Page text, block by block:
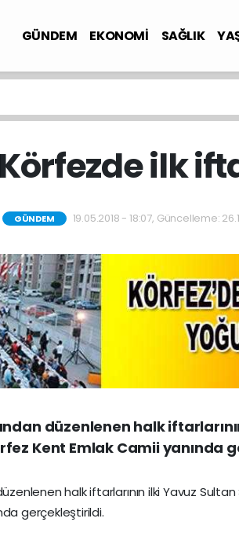
GÜNDEM EKONOMİ SAĞLIK
Körfezde ilk
GÜNDEM 19.05.2018 - 18:07, Güncelleme:
düzenlenen halk
Kent Emlak Camii yanında
halk iftarlarının ilki Yavuz Sultan
gerçekleştirildi.